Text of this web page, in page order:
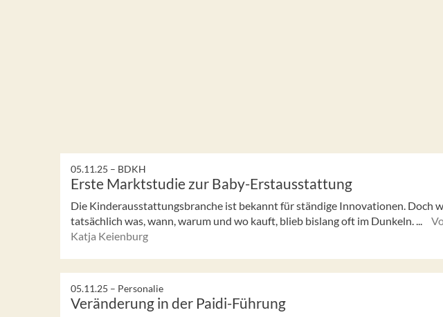
05.11.25 – BDKH
Erste Marktstudie zur Baby-Erstausstattung
Die Kinderausstattungsbranche ist bekannt für ständige Innovationen. Doch
tatsächlich was, wann, warum und wo kauft, blieb bislang oft im Dunkeln. ...
Katja Keienburg
05.11.25 – Personalie
Veränderung in der Paidi-Führung